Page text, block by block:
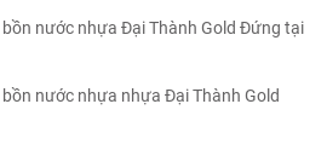
nước nhựa Đại Thành Gold Đứng tại
nước nhựa nhựa Đại Thành Gold